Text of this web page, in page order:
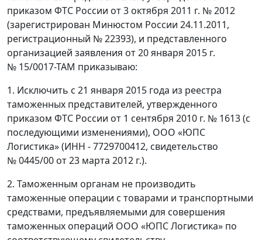
приказом ФТС России от 3 октября 2011 г. № 2012
(зарегистрирован Минюстом России 24.11.2011,
регистрационный № 22393), и представленного
организацией заявления от 20 января 2015 г.
№ 15/0017-ТАМ приказываю:
1. Исключить с 21 января 2015 года из реестра
таможенных представителей, утвержденного
приказом ФТС России от 1 сентября 2010 г. № 1613 (с
последующими изменениями), ООО «ЮПС
Логистика» (ИНН - 7729700412, свидетельство
№ 0445/00 от 23 марта 2012 г.).
2. Таможенным органам не производить
таможенные операции с товарами и транспортными
средствами, предъявляемыми для совершения
таможенных операций ООО «ЮПС Логистика» по